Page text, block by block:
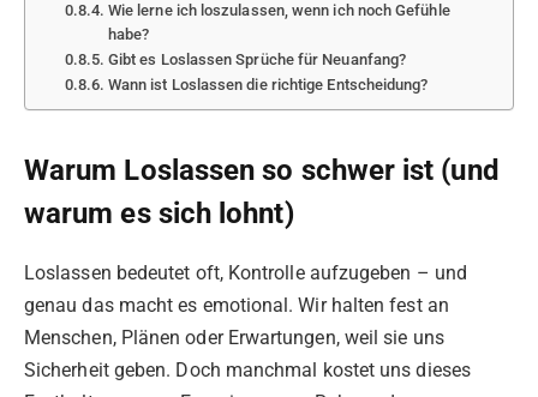
Wie lerne ich loszulassen, wenn ich noch Gefühle
habe?
Gibt es Loslassen Sprüche für Neuanfang?
Wann ist Loslassen die richtige Entscheidung?
Warum Loslassen so schwer ist (und
warum es sich lohnt)
Loslassen bedeutet oft, Kontrolle aufzugeben – und
genau das macht es emotional. Wir halten fest an
Menschen, Plänen oder Erwartungen, weil sie uns
Sicherheit geben. Doch manchmal kostet uns dieses